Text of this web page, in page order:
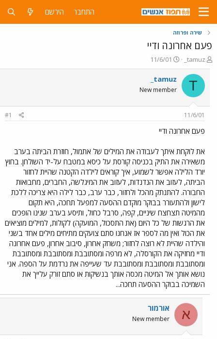
התחבר הירשם
שירה ופרוזה
פעם אחרונה ודיי
פ
ו
ת
ח
ה
ש
א
_tamuz
פ
ו
ר
ם
ר
11/6/01
T
_tamuz
New member
11/6/01
#1
פעם אחרונה ודיי
את לוקחת איתך לעבודה את המילים של אתמול, חוזרת הביתה בערב
משאירה את התיק בכניסה קורסת על כיסא במטבח על-יד השולחן. בחוץ
יורד הלילה אפשר לשמוע, איך קוראים לילדה הקטנה שהיית לחזור
הביתה, לעזוב את הנדנדות, לעזוב את המיגלשה, החברים, מחבואות
החבורה. להתנתק מהכל ולחזור, כבר ערב, כבר לילה היא צריכה ללכת
לישון ולהתעורר בבוקר מוקדם ההסעה למפעל תחכה, היא תקום
מהמיטה תצחצח שיניים, קפה, סרבל כחול, ותיסע בערב שנינו הופכים
את הרגשות של כל היום (את התסכול, המועקה) לקולות, למילים מוציאים
את הכול ואין מה לספר אז אנחנו סתם צועקים מתיחים מילים אחד בשני
והילדה שהיית לא רוצה לחזור; משחק אחרון, סיבוב אחרון, פעם אחרונה
ודיי מחזיקה את הקורסלה, לא מרפה ומסתובבת ומסתובבת ומסתובבת
ומסתובבת ומסתובבת ומסתובבת עד שעייפה את נרדמת על הספה. אני
נושא אותך אל המיטה מכסה אותך בנשיקות או סתם זורק עלייך את
השמיכה בבוקר ההסעה תחכה...
א אורמור
New member